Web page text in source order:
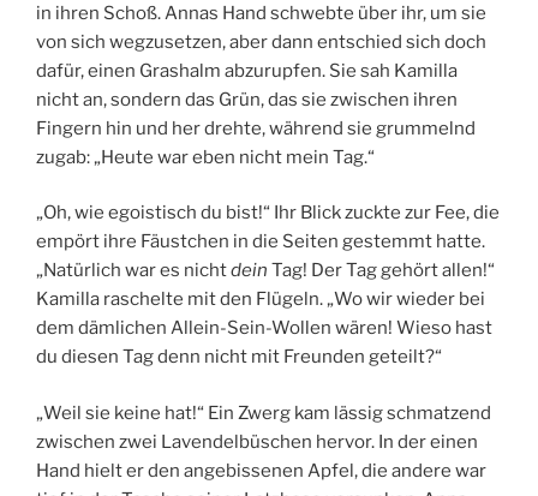
in ihren Schoß. Annas Hand schwebte über ihr, um sie
von sich wegzusetzen, aber dann entschied sich doch
dafür, einen Grashalm abzurupfen. Sie sah Kamilla
nicht an, sondern das Grün, das sie zwischen ihren
Fingern hin und her drehte, während sie grummelnd
zugab: „Heute war eben nicht mein Tag.“
„Oh, wie egoistisch du bist!“ Ihr Blick zuckte zur Fee, die
empört ihre Fäustchen in die Seiten gestemmt hatte.
„Natürlich war es nichtdein Tag! Der Tag gehört allen!“
Kamilla raschelte mit den Flügeln. „Wo wir wieder bei
dem dämlichen Allein-Sein-Wollen wären! Wieso hast
du diesen Tag denn nicht mit Freunden geteilt?“
„Weil sie keine hat!“ Ein Zwerg kam lässig schmatzend
zwischen zwei Lavendelbüschen hervor. In der einen
Hand hielt er den angebissenen Apfel, die andere war